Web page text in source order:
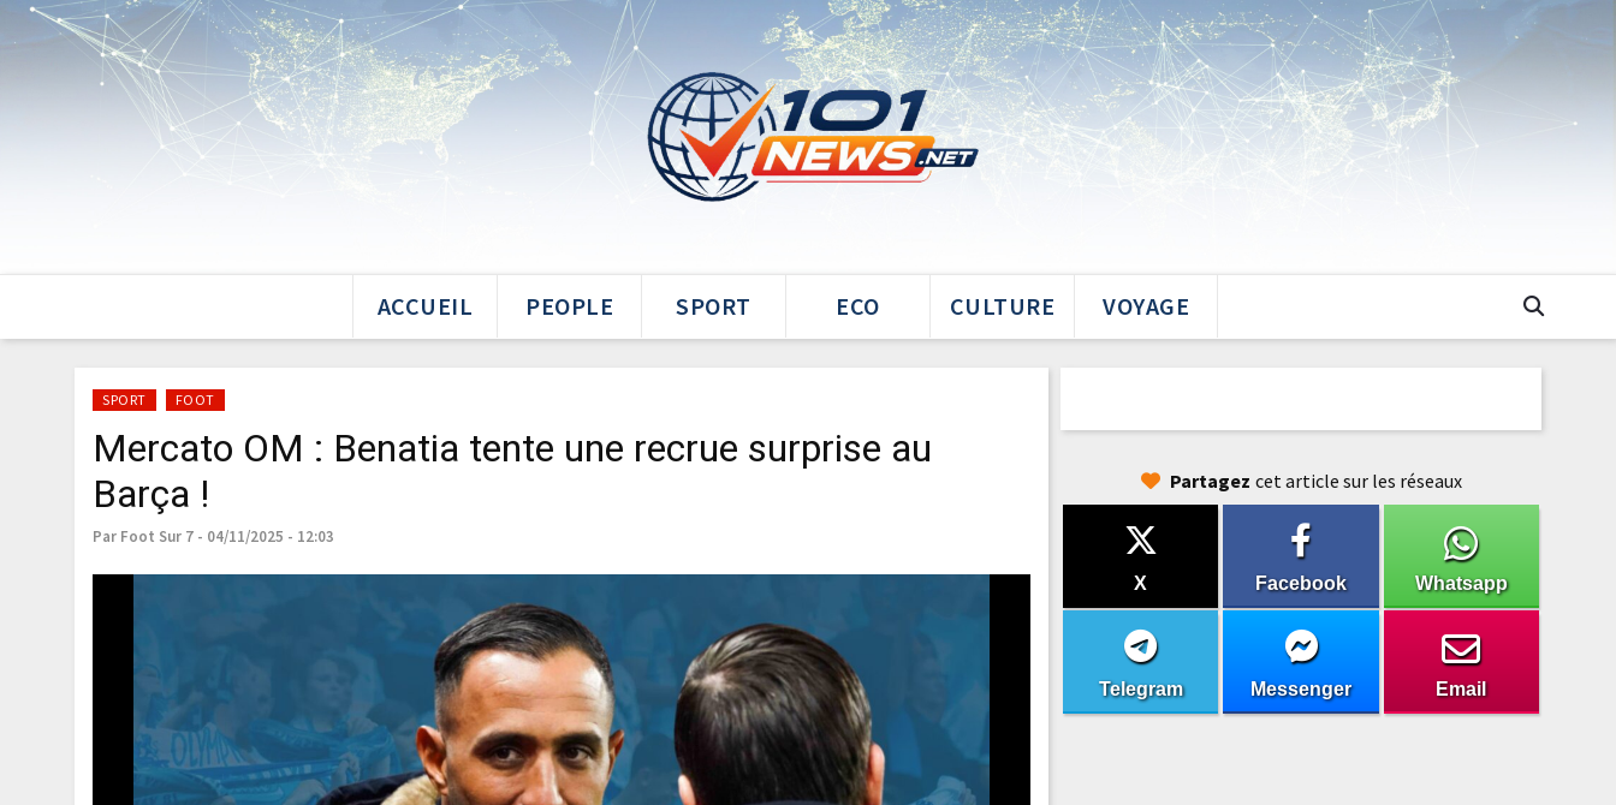
ACCUEIL PEOPLE SPORT ECO CULTURE VOYAGE
SPORT FOOT
Mercato OM : Benatia tente une recrue surprise au
Barça !
Par Foot Sur 7 - 04/11/2025 - 12:03
Partagez cet article sur les réseaux
X Facebook Whatsapp
Telegram Messenger Email